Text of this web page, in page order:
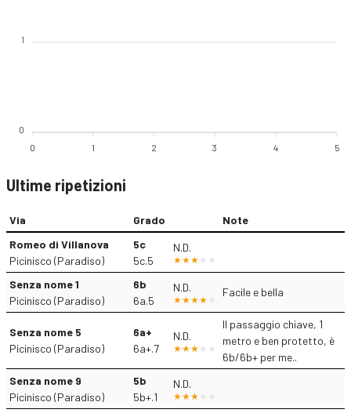
1
0
0 1 2 3 4 5
Ultime ripetizioni
Via Grado
Note
Romeo di Villanova
Picinisco (Paradiso)
5c
5c.5
N.D.
Senza nome 1
Picinisco (Paradiso)
6b
6a.5
N.D. Facile e bella
Senza nome 5
Picinisco (Paradiso)
6a+
6a+.7
N.D.
Il passaggio chiave, 1
metro e ben protetto, è
6b/6b+ per me..
Senza nome 9
Picinisco (Paradiso)
5b
5b+.1
N.D.